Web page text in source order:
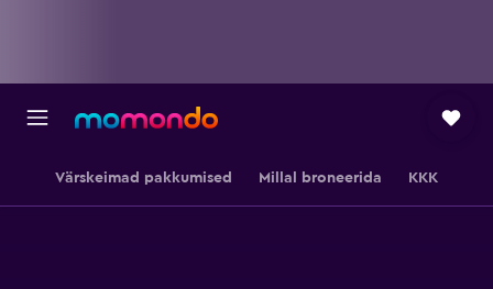
Värskeimad pakkumised Millal broneerida KKK